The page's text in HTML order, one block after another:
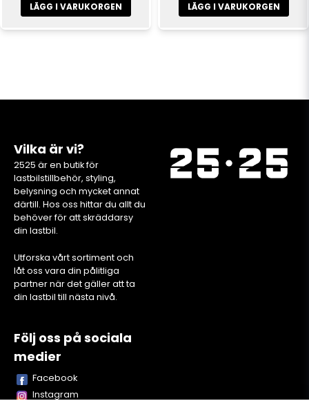
LÄGG I VARUKORGEN LÄGG I VARUKORGEN
Vilka är vi?
2525 är en butik för
lastbilstillbehör, styling,
belysning och mycket annat
därtill. Hos oss hittar du allt du
behöver för att skräddarsy
din lastbil.
Utforska vårt sortiment och
låt oss vara din pålitliga
partner när det gäller att ta
din lastbil till nästa nivå.
Följ oss på sociala
medier
Facebook
Instagram